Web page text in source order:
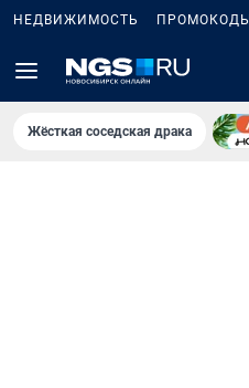
НЕДВИЖИМОСТЬ ПРОМОКОДЫ
Жёсткая соседская драка